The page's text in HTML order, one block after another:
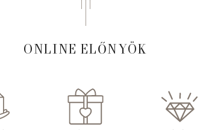
ONLINE ELŐNYÖK